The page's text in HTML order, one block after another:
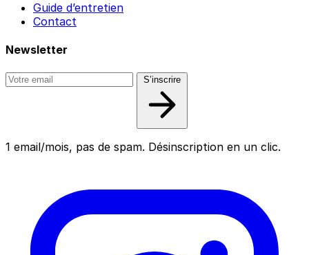
Guide d’entretien
Contact
Newsletter
S’inscrire
1 email/mois, pas de spam. Désinscription en un clic.